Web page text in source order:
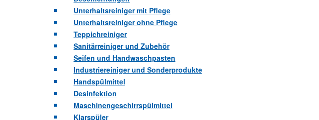
Unterhaltsreiniger mit Pflege
Unterhaltsreiniger ohne Pflege
Teppichreiniger
Sanitärreiniger und Zubehör
Seifen und Handwaschpasten
Industriereiniger und Sonderprodukte
Handspülmittel
Desinfektion
Maschinengeschirrspülmittel
Klarspüler